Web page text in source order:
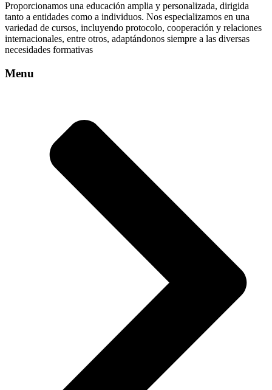
Proporcionamos una educación amplia y personalizada, dirigida
tanto a entidades como a individuos. Nos especializamos en una
variedad de cursos, incluyendo protocolo, cooperación y relaciones
internacionales, entre otros, adaptándonos siempre a las diversas
necesidades formativas
Menu